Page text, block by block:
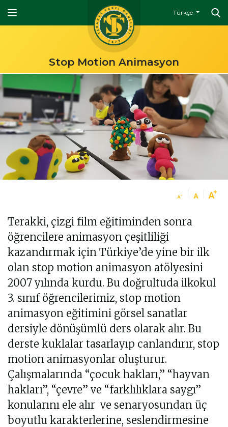
Türkçe
Stop Motion Animasyon
Terakki, çizgi film eğitiminden sonra
öğrencilere animasyon çeşitliliği
kazandırmak için Türkiye’de yine bir ilk
olan stop motion animasyon atölyesini
2007 yılında kurdu. Bu doğrultuda ilkokul
3. sınıf öğrencilerimiz, stop motion
animasyon eğitimini görsel sanatlar
dersiyle dönüşümlü ders olarak alır. Bu
derste kuklalar tasarlayıp canlandırır, stop
motion animasyonlar oluşturur.
Çalışmalarında “çocuk hakları,” “hayvan
hakları”, “çevre” ve “farklılıklara saygı”
konularını ele alır ve senaryosundan üç
boyutlu karakterlerine, seslendirmesine